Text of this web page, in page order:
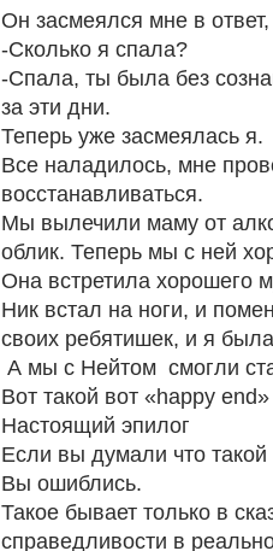
Он засмеялся мне в
-Сколько я спала?
-Спала, ты была без
за эти дни.
Теперь уже засмеялась я.
Все наладилось, мне
восстанавливаться.
Мы вылечили маму от
облик. Теперь мы с ней
Она встретила хорошего
Ник встал на ноги, и
своих ребятишек, и я
А мы с Нейтом  смогли
Вот такой вот «happy
Настоящий эпилог
Если вы думали что такой
Вы ошиблись.
Такое бывает только в
справедливости в